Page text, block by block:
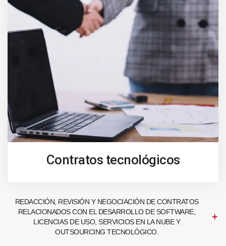
Contratos tecnológicos
REDACCIÓN, REVISIÓN Y NEGOCIACIÓN DE CONTRATOS
RELACIONADOS CON EL DESARROLLO DE SOFTWARE,
LICENCIAS DE USO, SERVICIOS EN LA NUBE Y
OUTSOURCING TECNOLÓGICO.